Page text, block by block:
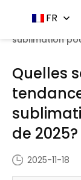
FR
Accueil -
principales
sublimation
Quelles
de 2025?
2025-11-18